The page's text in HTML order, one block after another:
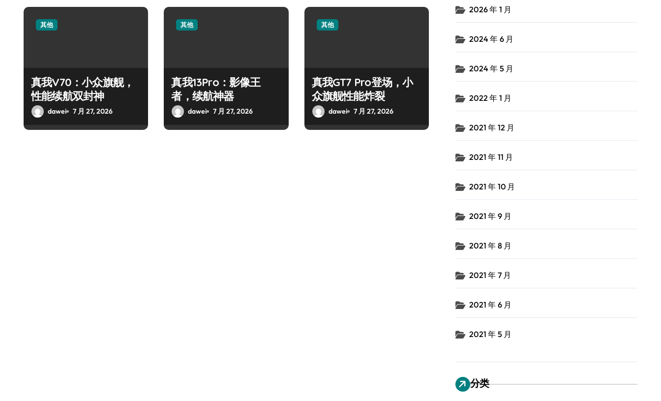
其他
真我V70：小众旗舰，
性能续航双封神
dawei 7 月 27, 2026
其他
真我13Pro：影像王
者，续航神器
dawei 7 月 27, 2026
其他
真我GT7 Pro登场，小
众旗舰性能炸裂
dawei 7 月 27, 2026
2026 年 1 月
2024 年 6 月
2024 年 5 月
2022 年 1 月
2021 年 12 月
2021 年 11 月
2021 年 10 月
2021 年 9 月
2021 年 8 月
2021 年 7 月
2021 年 6 月
2021 年 5 月
分类